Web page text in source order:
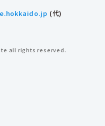
(代)
all rights reserved.